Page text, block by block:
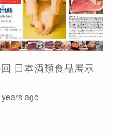
日本酒類食品展示
ago